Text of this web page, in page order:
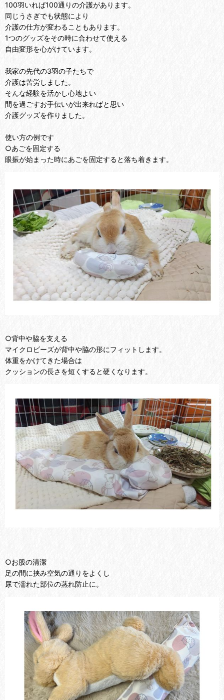
100羽いれば100通りの介護があります。
同じうさぎでも状態により
介護の仕方が変わることもあります。
1つのグッズをその時に合わせて使える
自由変形を心がけています。
我家の先代の3羽の子たちで
介護は苦労しました。
そんな経験を活かし心地よい
間を過ごすお手伝いが出来ればと思い
介護グッズを作りました。
使い方の例です
○あごを固定する
眼振が始まった時にあごを固定すると落ち着きます。
○背中や脇を支える
マイクロビーズが背中や脇の形にフィットします。
体重をかけてきた場合は
クッションの長さを短くすると硬くなります。
○お股の清潔
足の間に挟み空気の通りをよくし
尿で濡れた部位の蒸れ防止に。